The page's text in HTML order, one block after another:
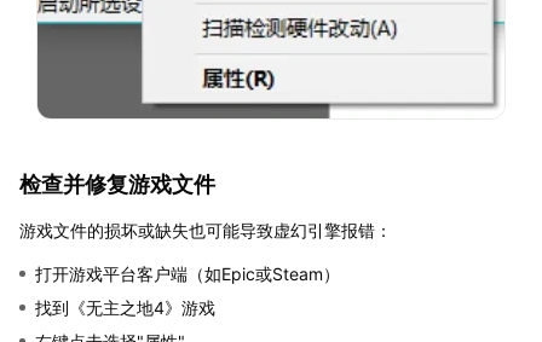
检查并修复游戏文件
游戏文件的损坏或缺失也可能导致虚幻引擎报错：
打开游戏平台客户端（如Epic或Steam）
找到《无主之地4》游戏